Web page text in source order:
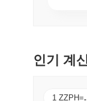
인기 계
1 ZZPH=